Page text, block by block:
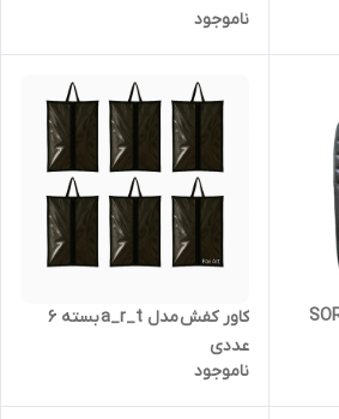
ناموجود
کاور کفش مدل a_r_t بسته 6
عددی
ناموجود